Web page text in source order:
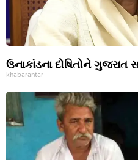
ઉનાકાંડના દોષિતોને ગુજરાત
khabarantar